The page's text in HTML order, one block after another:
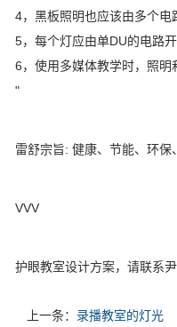
4，黑板照明也应该由多个电
5，每个灯应由单DU的电路开
6，使用多媒体教学时，照明
"
雷舒宗旨: 健康、节能、环保
VVV
护眼教室设计方案，请联系
上一条： 录播教室的灯光